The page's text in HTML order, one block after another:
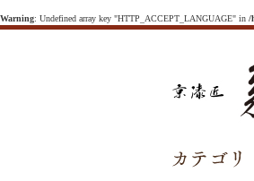
Warning: Undefined array key "HTTP_ACCEPT_LANGUAGE" in /